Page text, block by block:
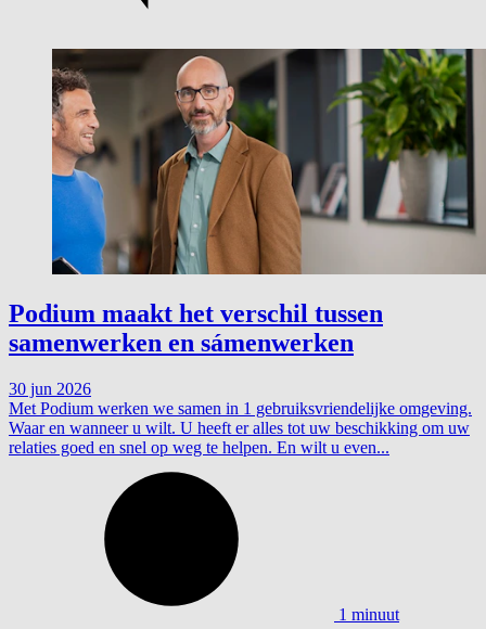
Podium maakt het verschil tussen
samenwerken en sámenwerken
30 jun 2026
Met Podium werken we samen in 1 gebruiksvriendelijke omgeving.
Waar en wanneer u wilt. U heeft er alles tot uw beschikking om uw
relaties goed en snel op weg te helpen. En wilt u even...
1 minuut